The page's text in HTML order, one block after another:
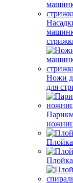
Ножи
для